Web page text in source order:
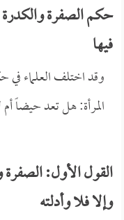
حكم الصفرة والكدرة
فيها
وقد اختلف العلماء
المرأة: هل تعد حيضاً
القول الأول:
وإلا فلا وأدلته